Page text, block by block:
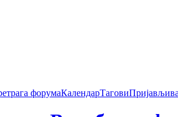
форумаКалендарТагови